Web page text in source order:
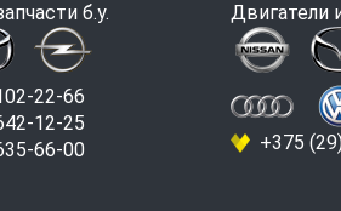
б.у.
22-66
12-25
66-00
Двигатели
+375